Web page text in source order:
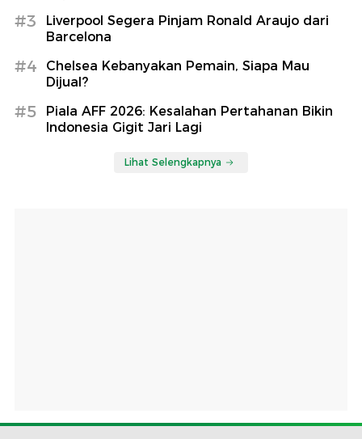
#3
Liverpool Segera Pinjam Ronald Araujo dari
Barcelona
#4
Chelsea Kebanyakan Pemain, Siapa Mau
Dijual?
#5
Piala AFF 2026: Kesalahan Pertahanan Bikin
Indonesia Gigit Jari Lagi
Lihat Selengkapnya